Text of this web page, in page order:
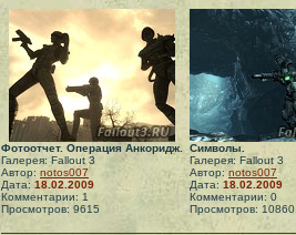
Фотоотчет. Операция Анкоридж.
Галерея: Fallout 3
Автор: notos007
Дата: 18.02.2009
Комментарии: 1
Просмотров: 9615
Символы.
Галерея: Fallout 3
Автор: notos007
Дата: 18.02.2009
Комментарии: 0
Просмотров: 10860